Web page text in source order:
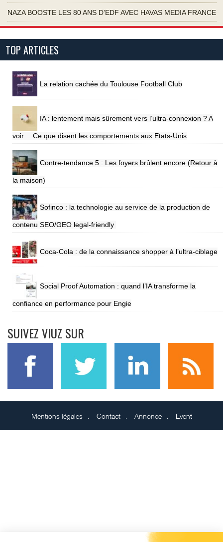
NAZA BOOSTE LES 80 ANS D’EDF AVEC HAVAS MEDIA FRANCE
TOP ARTICLES
La relation cachée du Toulouse Football Club
IA : lentement mais sûrement vers l’ultra-connexion ? A
voir… Ce que disent les comportements aux Etats-Unis
Contre-tendance 5 : Les foyers brûlent encore (Retour à
la maison)
Sofinco : la technologie au service de la production de
contenu SEO/GEO legal-friendly
Coca-Cola : de la connaissance shopper à l’ultra-ciblage
Social Proof Automation : quand l’IA transforme la
confiance en performance pour Engie
SUIVEZ VIUZ SUR
Mentions légales Contact Annonce Event